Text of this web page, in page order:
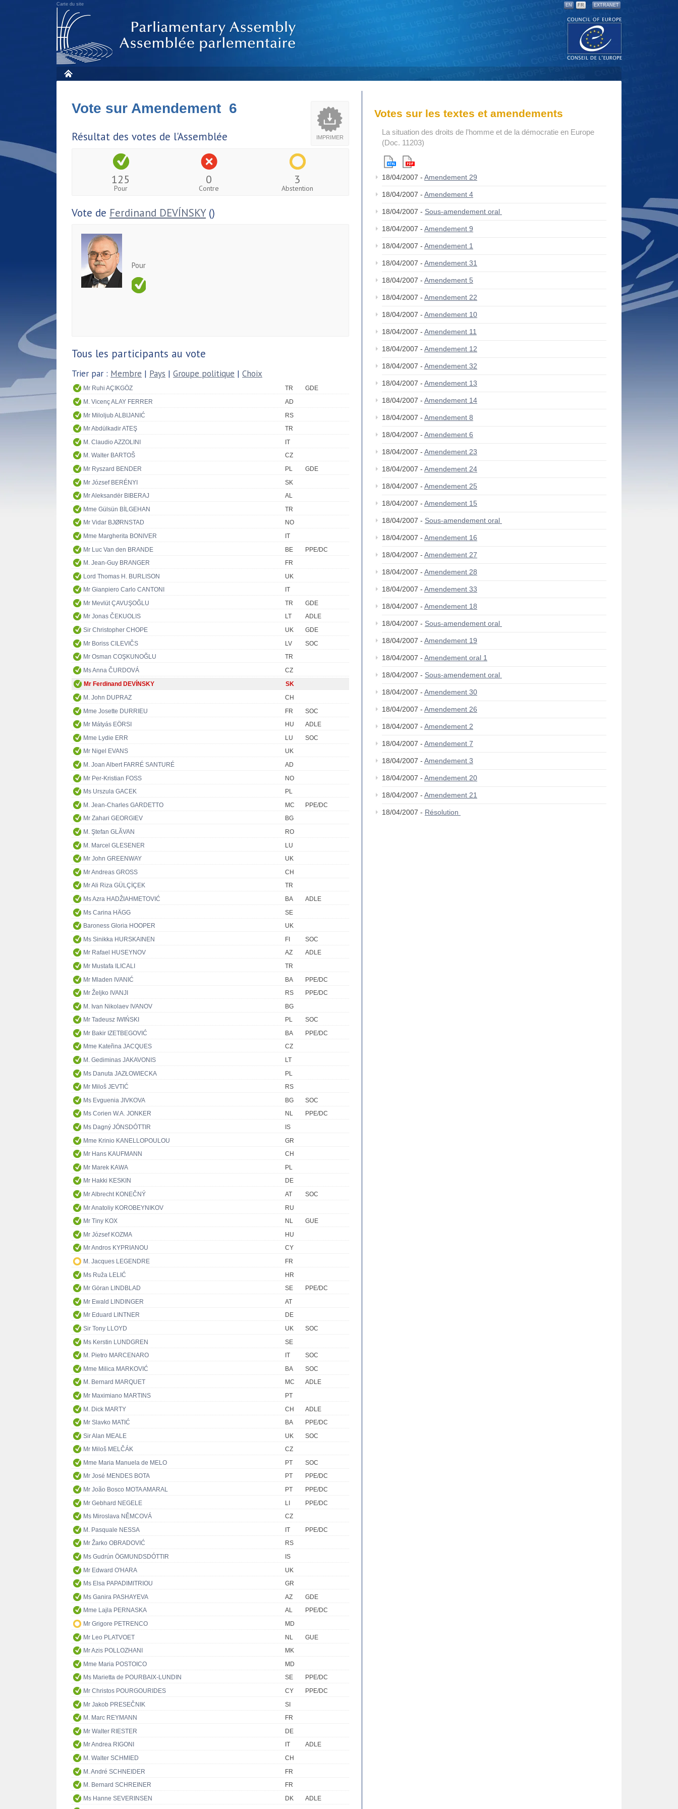
Carte du site EN FR EXTRANET
IMPRIMER
Vote sur Amendement 6
Résultat des votes de l'Assemblée
125
Pour
0
Contre
3
Abstention
Vote de Ferdinand DEVÍNSKY()
Pour
Tous les participants au vote
Trier par : Membre | Pays | Groupe politique | Choix
Mr Ruhi AÇIKGÖZ TR
GDE
M. Vicenç ALAY FERRER
AD
Mr Miloljub ALBIJANIĆ
RS
Mr Abdülkadir ATEŞ
TR
M. Claudio AZZOLINI
IT
M. Walter BARTOŠ
CZ
Mr Ryszard BENDER
PL
GDE
Mr József BERÉNYI
SK
Mr Aleksandër BIBERAJ
AL
Mme Gülsün BİLGEHAN
TR
Mr Vidar BJØRNSTAD
NO
Mme Margherita BONIVER
IT
Mr Luc Van den BRANDE
BE
PPE/DC
M. Jean-Guy BRANGER
FR
Lord Thomas H. BURLISON
UK
Mr Gianpiero Carlo CANTONI
IT
Mr Mevlüt ÇAVUŞOĞLU
TR
GDE
Mr Jonas ČEKUOLIS
LT
ADLE
Sir Christopher CHOPE
UK
GDE
Mr Boriss CILEVIČS
LV
SOC
Mr Osman COŞKUNOĞLU
TR
Ms Anna ČURDOVÁ
CZ
Mr Ferdinand DEVÍNSKY
SK
M. John DUPRAZ
CH
Mme Josette DURRIEU
FR
SOC
Mr Mátyás EÖRSI
HU
ADLE
Mme Lydie ERR
LU
SOC
Mr Nigel EVANS
UK
M. Joan Albert FARRÉ SANTURÉ
AD
Mr Per-Kristian FOSS
NO
Ms Urszula GACEK
PL
M. Jean-Charles GARDETTO
MC
PPE/DC
Mr Zahari GEORGIEV
BG
M. Ştefan GLĂVAN
RO
M. Marcel GLESENER
LU
Mr John GREENWAY
UK
Mr Andreas GROSS
CH
Mr Ali Riza GÜLÇİÇEK
TR
Ms Azra HADŽIAHMETOVIĆ
BA
ADLE
Ms Carina HÄGG
SE
Baroness Gloria HOOPER
UK
Ms Sinikka HURSKAINEN
FI
SOC
Mr Rafael HUSEYNOV
AZ
ADLE
Mr Mustafa ILICALI
TR
Mr Mladen IVANIĆ
BA
PPE/DC
Mr Željko IVANJI
RS
PPE/DC
M. Ivan Nikolaev IVANOV
BG
Mr Tadeusz IWIŃSKI
PL
SOC
Mr Bakir IZETBEGOVIĆ
BA
PPE/DC
Mme Kateřina JACQUES
CZ
M. Gediminas JAKAVONIS
LT
Ms Danuta JAZŁOWIECKA
PL
Mr Miloš JEVTIĆ
RS
Ms Evguenia JIVKOVA
BG
SOC
Ms Corien W.A. JONKER
NL
PPE/DC
Ms Dagný JÓNSDÓTTIR
IS
Mme Krinio KANELLOPOULOU
GR
Mr Hans KAUFMANN
CH
Mr Marek KAWA
PL
Mr Hakki KESKIN
DE
Mr Albrecht KONEČNÝ
AT
SOC
Mr Anatoliy KOROBEYNIKOV
RU
Mr Tiny KOX
NL
GUE
Mr József KOZMA
HU
Mr Andros KYPRIANOU
CY
M. Jacques LEGENDRE
FR
Ms Ruža LELIĆ
HR
Mr Göran LINDBLAD
SE
PPE/DC
Mr Ewald LINDINGER
AT
Mr Eduard LINTNER
DE
Sir Tony LLOYD
UK
SOC
Ms Kerstin LUNDGREN
SE
M. Pietro MARCENARO
IT
SOC
Mme Milica MARKOVIĆ
BA
SOC
M. Bernard MARQUET
MC
ADLE
Mr Maximiano MARTINS
PT
M. Dick MARTY
CH
ADLE
Mr Slavko MATIĆ
BA
PPE/DC
Sir Alan MEALE
UK
SOC
Mr Miloš MELČÁK
CZ
Mme Maria Manuela de MELO
PT
SOC
Mr José MENDES BOTA
PT
PPE/DC
Mr João Bosco MOTA AMARAL
PT
PPE/DC
Mr Gebhard NEGELE
LI
PPE/DC
Ms Miroslava NĚMCOVÁ
CZ
M. Pasquale NESSA
IT
PPE/DC
Mr Žarko OBRADOVIĆ
RS
Ms Gudrún ÖGMUNDSDÓTTIR
IS
Mr Edward O'HARA
UK
Ms Elsa PAPADIMITRIOU
GR
Ms Ganira PASHAYEVA
AZ
GDE
Mme Lajla PERNASKA
AL
PPE/DC
Mr Grigore PETRENCO
MD
Mr Leo PLATVOET
NL
GUE
Mr Azis POLLOZHANI
MK
Mme Maria POSTOICO
MD
Ms Marietta de POURBAIX-LUNDIN
SE
PPE/DC
Mr Christos POURGOURIDES
CY
PPE/DC
Mr Jakob PRESEČNIK
SI
M. Marc REYMANN
FR
Mr Walter RIESTER
DE
Mr Andrea RIGONI
IT
ADLE
M. Walter SCHMIED
CH
M. André SCHNEIDER
FR
M. Bernard SCHREINER
FR
Ms Hanne SEVERINSEN
DK
ADLE
Votes sur les textes et amendements
La situation des droits de l’homme et de la démocratie en Europe
(Doc. 11203)
18/04/2007 - Amendement 29
18/04/2007 - Amendement 4
18/04/2007 - Sous-amendement oral
18/04/2007 - Amendement 9
18/04/2007 - Amendement 1
18/04/2007 - Amendement 31
18/04/2007 - Amendement 5
18/04/2007 - Amendement 22
18/04/2007 - Amendement 10
18/04/2007 - Amendement 11
18/04/2007 - Amendement 12
18/04/2007 - Amendement 32
18/04/2007 - Amendement 13
18/04/2007 - Amendement 14
18/04/2007 - Amendement 8
18/04/2007 - Amendement 6
18/04/2007 - Amendement 23
18/04/2007 - Amendement 24
18/04/2007 - Amendement 25
18/04/2007 - Amendement 15
18/04/2007 - Sous-amendement oral
18/04/2007 - Amendement 16
18/04/2007 - Amendement 27
18/04/2007 - Amendement 28
18/04/2007 - Amendement 33
18/04/2007 - Amendement 18
18/04/2007 - Sous-amendement oral
18/04/2007 - Amendement 19
18/04/2007 - Amendement oral 1
18/04/2007 - Sous-amendement oral
18/04/2007 - Amendement 30
18/04/2007 - Amendement 26
18/04/2007 - Amendement 2
18/04/2007 - Amendement 7
18/04/2007 - Amendement 3
18/04/2007 - Amendement 20
18/04/2007 - Amendement 21
18/04/2007 - Résolution